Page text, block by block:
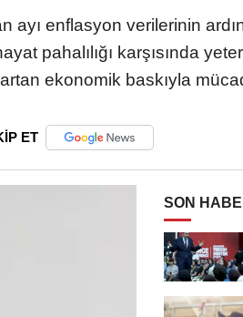
ayı enflasyon verilerinin
pahalılığı karşısında
ekonomik baskıyla
ET
SON